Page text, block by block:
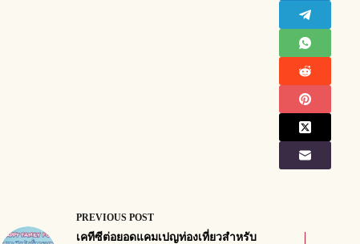
PREVIOUS POST
เคทีซีต่อยอดแคมเปญท่องเที่ยวสำหรับ